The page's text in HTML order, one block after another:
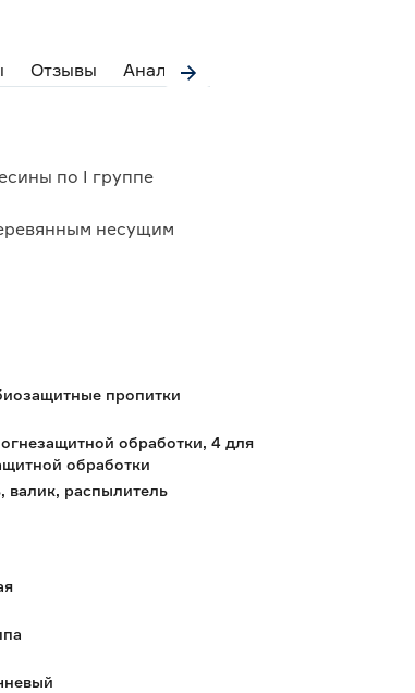
Отзывы Аналоги
по I группе
несущим
пропитки
обработки, 4 для
обработки
валик, распылитель